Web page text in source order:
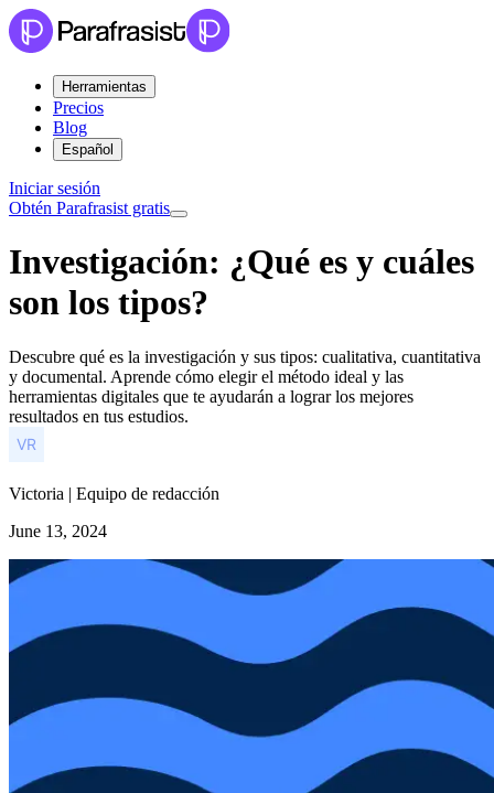
Herramientas
Precios
Blog
Español
Iniciar sesión
Obtén Parafrasist gratis
Investigación: ¿Qué es y cuáles
son los tipos?
Descubre qué es la investigación y sus tipos: cualitativa, cuantitativa
y documental. Aprende cómo elegir el método ideal y las
herramientas digitales que te ayudarán a lograr los mejores
resultados en tus estudios.
Victoria | Equipo de redacción
June 13, 2024